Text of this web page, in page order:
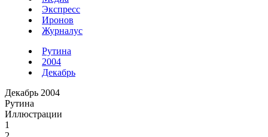
Экспресс
Иронов
Журналус
Рутина
2004
Декабрь
Декабрь 2004
Рутина
Иллюстрации
1